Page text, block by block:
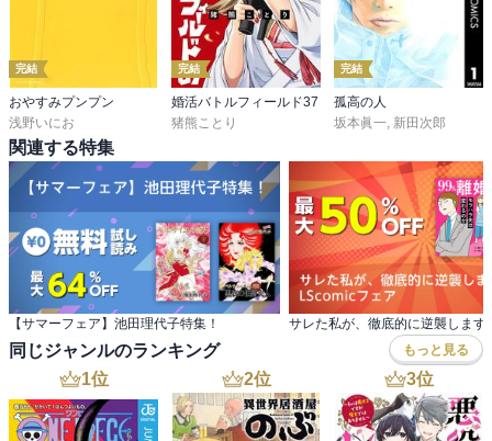
うシーンに描かれています。
「胎動」
一人のお母さんの出産を通して主治医の倉崎先生の肩の力が抜ける
までを描くエピソード。
やんちゃな高山さんは特にリスクのない妊婦さん。
最初の来院時は離婚後300日以内に出産した子供は前夫の子と推定さ
れるという「300日規定」を心配し、胎児のしゃっくりを痙攣ではと
心配してペルソナに駆け込み、胎動が少なくなったことも気にかけ
て再び駆け込みますが、問題のない普通の妊婦さんです。
最初の胎動、しゃっくり、そして胎動が減ったこと、それぞれうち
の出産でも覚えがあります。
最初の胎動の感想は「ポコポコ」。しゃっくりは産院で教えてもら
ってはいましたが、こんなに頻繁なのかと驚きました。そして、胎
動があまり感じられなくなったときは、夜中の2時に産院に駆け込ん
だものです。
完結
おやすみプンプン
浅野いにお
完結
婚活バトルフィールド37
猪熊ことり
完結
孤高の人
坂本眞一, 新田次郎
関連する特集
【サマーフェア】池田理代子特集！
同じジャンルのランキング もっと見る
1位 2位 3位